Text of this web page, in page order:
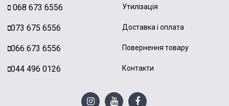
068 673 6556
073 675 6556
066 673 6556
044 496 0126
Утилізація
Доставка і оплата
Повернення товару
Контакти